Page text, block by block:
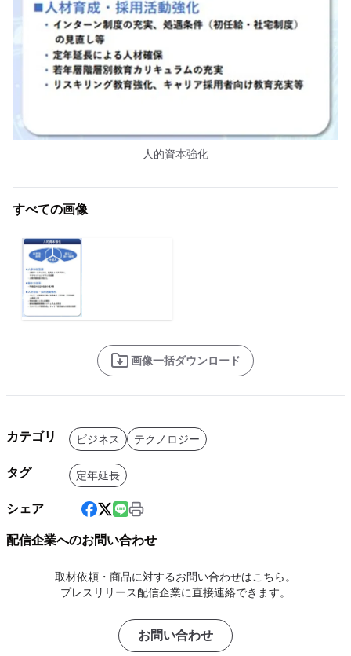
人的資本強化
すべての画像
画像一括ダウンロード
カテゴリ ビジネス テクノロジー
タグ 定年延長
シェア
配信企業へのお問い合わせ
取材依頼・商品に対するお問い合わせはこちら。
プレスリリース配信企業に直接連絡できます。
お問い合わせ